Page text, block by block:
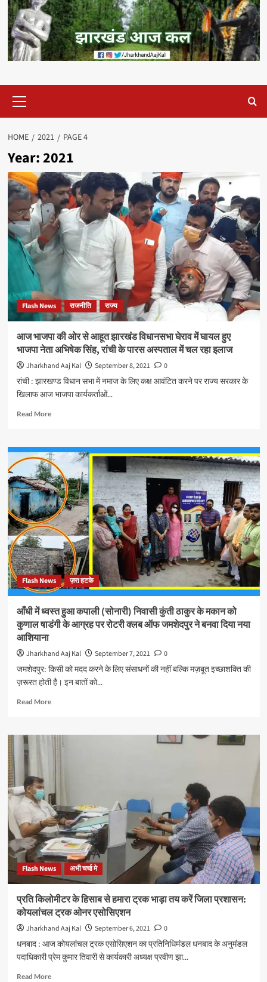
Menu
HOME 2021 PAGE 4
Year:2021
Flash News राजनीति राज्य
आज भाजपा की ओर से आहूत झारखंड विधानसभा घेराव में घायल हुए
भाजपा नेता अभिषेक सिंह, रांची के पारस अस्पताल में चल रहा इलाज
Jharkhand Aaj Kal September 8, 2021
0
रांची : झारखण्ड विधान सभा में नमाज के लिए कक्ष आवंटित करने पर राज्य सरकार के
खिलाफ आज भाजपा कार्यकर्ताओं...
Read MoreRead
आज
भाजपा
की
ओर
से
आहूत
झारखंड
विधानसभा
घेराव
में
घायल
हुए
भाजपा
नेता
सिंह,
रांची
पारस
में
चल
इलाज
Flash News ज़रा हटके
आँधी में ध्वस्त हुआ कपाली (सोनारी) निवासी कुंती ठाकुर के मकान को
कुणाल षाडंगी के आग्रह पर रोटरी क्लब ऑफ जमशेदपुर ने बनवा दिया नया
आशियाना
Jharkhand Aaj Kal September 7, 2021
0
जमशेदपुर: किसी को मदद करने के लिए संसाधनों की नहीं बल्कि मज़बूत इच्छाशक्ति की
ज़रूरत होती है। इन बातों को...
Read MoreRead
आँधी
(सोनारी)
निवासी
कुंती
ठाकुर
के
मकान
को
कुणाल
षाडंगी
के
आग्रह
पर
रोटरी
क्लब
ऑफ
जमशेदपुर
Flash News अभी चर्चा मे
प्रति किलोमीटर के हिसाब से हमारा ट्रक भाड़ा तय करें जिला प्रशासन:
कोयलांचल ट्रक ओनर एसोसिएशन
Jharkhand Aaj Kal September 6, 2021
0
धनबाद : आज कोयलांचल ट्रक एसोसिएशन का प्रतिनिधिमंडल धनबाद के अनुमंडल
पदाधिकारी प्रेम कुमार तिवारी से कार्यकारी अध्यक्ष प्रवीण झा...
Read MoreRead